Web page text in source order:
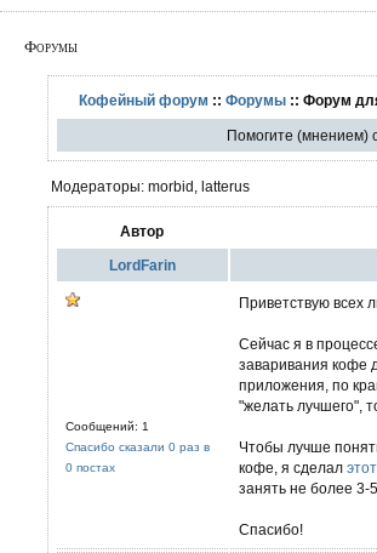
Форумы
Кофейный форум ::Форумы :: Форум
Помогите (мнением)
Модераторы: morbid, latterus
Автор
LordFarin
Сообщений: 1
Спасибо сказали 0 раз в
0 постах
Приветствую всех
Сейчас я в
заваривания кофе
приложения, по
"желать лучшего",
Чтобы лучше
кофе, я сделал
занять не более 3-
Спасибо!